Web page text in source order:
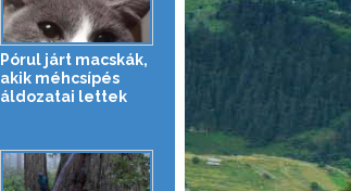
Pórul járt macskák,
akik méhcsípés
áldozatai lettek